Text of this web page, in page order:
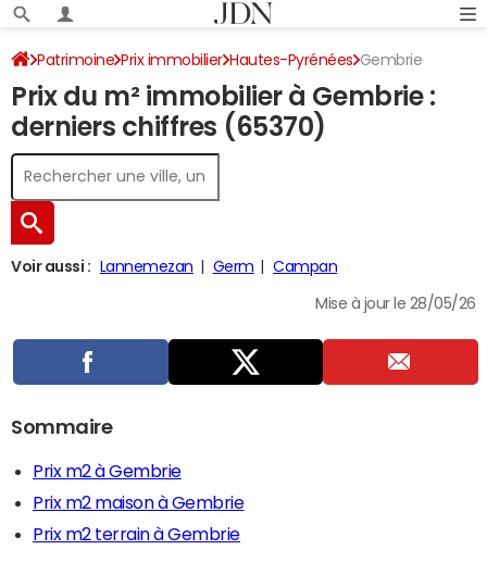
Patrimoine Prix immobilier Hautes-Pyrénées Gembrie
Prix du m² immobilier à Gembrie :
derniers chiffres (65370)
Voir aussi : Lannemezan Germ Campan
Mise à jour le 28/05/26
Sommaire
Prix m2 à Gembrie
Prix m2 maison à Gembrie
Prix m2 terrain à Gembrie